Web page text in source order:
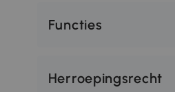
Functies
Herroepingsrecht